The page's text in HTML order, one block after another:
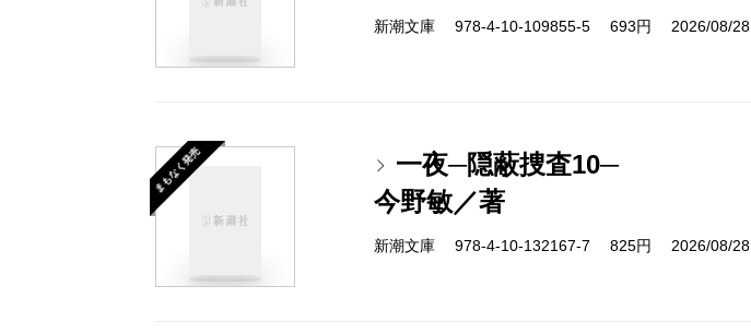
新潮文庫 978-4-10-109855-5 693円 2026/08/28
まもなく発売
一夜─隠蔽捜査10─
今野敏／著
新潮文庫 978-4-10-132167-7 825円 2026/08/28